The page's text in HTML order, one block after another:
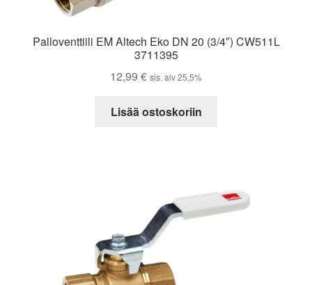
Palloventtiili EM Altech Eko DN 20 (3/4″) CW511L
3711395
12,99 € sis. alv 25,5%
Lisää ostoskoriin